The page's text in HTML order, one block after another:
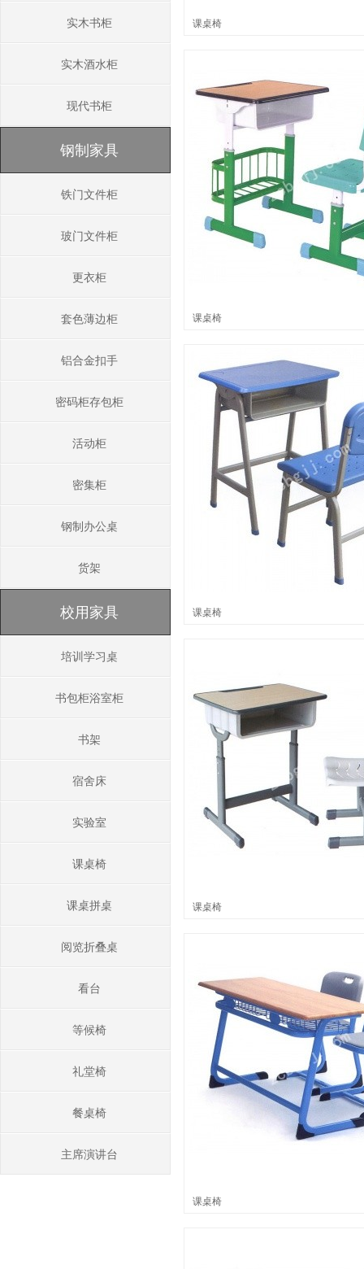
实木书柜
实木酒水柜
现代书柜
钢制家具
铁门文件柜
玻门文件柜
更衣柜
套色薄边柜
铝合金扣手
密码柜存包柜
活动柜
密集柜
钢制办公桌
货架
校用家具
培训学习桌
书包柜浴室柜
书架
宿舍床
实验室
课桌椅
课桌拼桌
阅览折叠桌
看台
等候椅
礼堂椅
餐桌椅
主席演讲台
课桌椅
课桌椅
课桌椅
课桌椅
课桌椅